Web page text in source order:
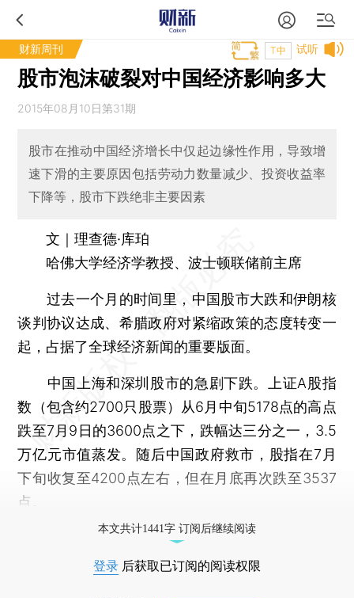
财新周刊 试听
T中
股市泡沫破裂对中国经济影响多大
2015年08月10日第31期
股市在推动中国经济增长中仅起边缘性作用，导致增
速下滑的主要原因包括劳动力数量减少、投资收益率
下降等，股市下跌绝非主要因素
文｜理查德·库珀
哈佛大学经济学教授、波士顿联储前主席
过去一个月的时间里，中国股市大跌和伊朗核
谈判协议达成、希腊政府对紧缩政策的态度转变一
起，占据了全球经济新闻的重要版面。
中国上海和深圳股市的急剧下跌。上证A股指
数（包含约2700只股票）从6月中旬5178点的高点
跌至7月9日的3600点之下，跌幅达三分之一，3.5
万亿元市值蒸发。随后中国政府救市，股指在7月
下旬收复至4200点左右，但在月底再次跌至3537
点。
本文共计1441字 订阅后继续阅读
登录 后获取已订阅的阅读权限